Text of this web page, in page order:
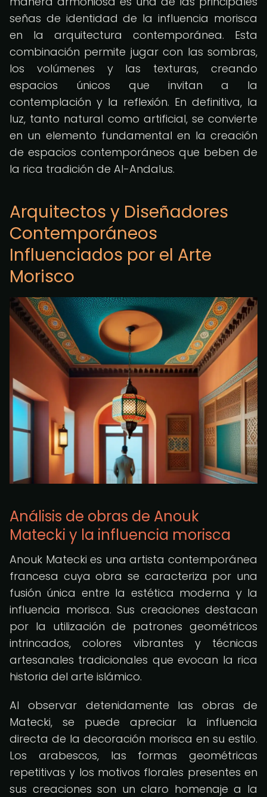
señas de identidad de la influencia morisca
en la arquitectura contemporánea. Esta
combinación permite jugar con las sombras,
los volúmenes y las texturas, creando
espacios únicos que invitan a la
contemplación y la reflexión. En definitiva, la
luz, tanto natural como artificial, se convierte
en un elemento fundamental en la creación
de espacios contemporáneos que beben de
la rica tradición de Al-Andalus.
Arquitectos y Diseñadores
Contemporáneos
Influenciados por el Arte
Morisco
Análisis de obras de Anouk
Matecki y la influencia morisca
Anouk Matecki es una artista contemporánea
francesa cuya obra se caracteriza por una
fusión única entre la estética moderna y la
influencia morisca. Sus creaciones destacan
por la utilización de patrones geométricos
intrincados, colores vibrantes y técnicas
artesanales tradicionales que evocan la rica
historia del arte islámico.
Al observar detenidamente las obras de
Matecki, se puede apreciar la influencia
directa de la decoración morisca en su estilo.
Los arabescos, las formas geométricas
repetitivas y los motivos florales presentes en
sus creaciones son un claro homenaje a la